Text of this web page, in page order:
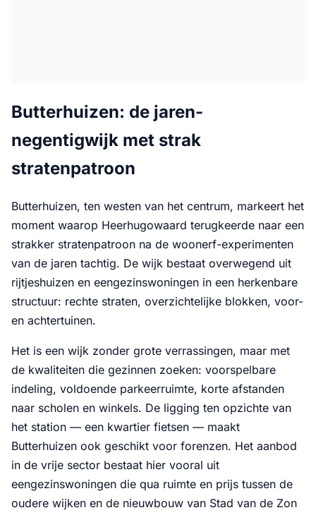
Butterhuizen: de jaren-
negentigwijk met strak
stratenpatroon
Butterhuizen, ten westen van het centrum, markeert het
moment waarop Heerhugowaard terugkeerde naar een
strakker stratenpatroon na de woonerf-experimenten
van de jaren tachtig. De wijk bestaat overwegend uit
rijtjeshuizen en eengezinswoningen in een herkenbare
structuur: rechte straten, overzichtelijke blokken, voor-
en achtertuinen.
Het is een wijk zonder grote verrassingen, maar met
de kwaliteiten die gezinnen zoeken: voorspelbare
indeling, voldoende parkeerruimte, korte afstanden
naar scholen en winkels. De ligging ten opzichte van
het station — een kwartier fietsen — maakt
Butterhuizen ook geschikt voor forenzen. Het aanbod
in de vrije sector bestaat hier vooral uit
eengezinswoningen die qua ruimte en prijs tussen de
oudere wijken en de nieuwbouw van Stad van de Zon